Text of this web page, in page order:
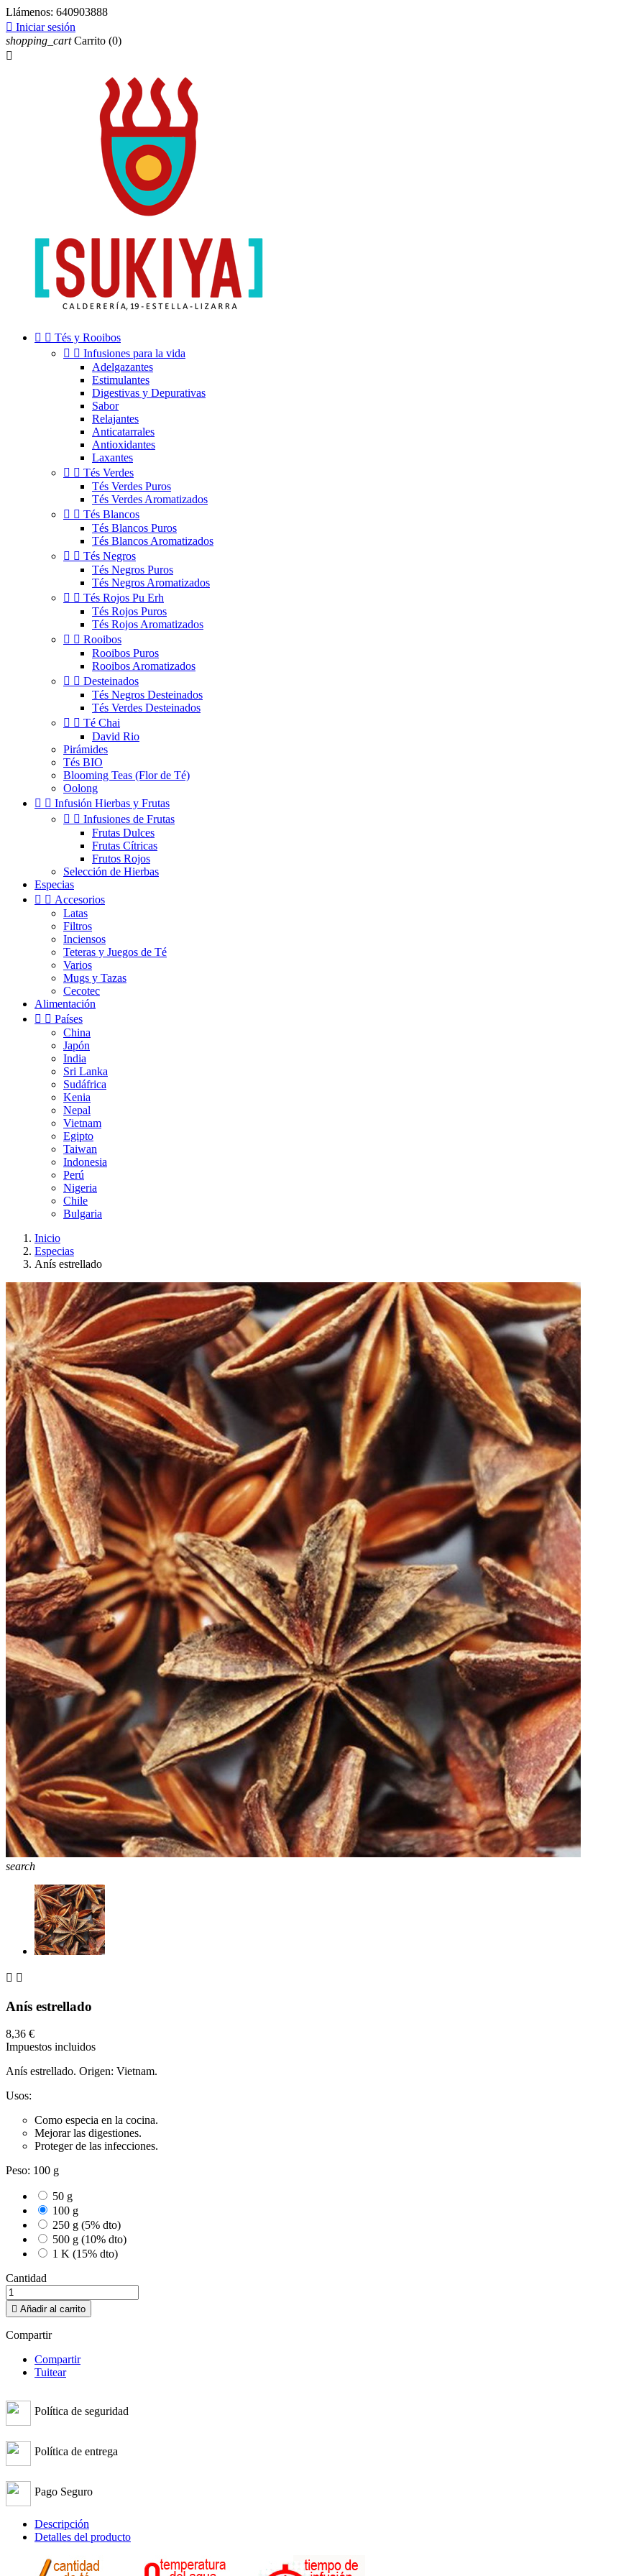
Llámenos: 640903888
 Iniciar sesión
shopping_cart Carrito (0)

  Tés y Rooibos
  Infusiones para la vida
Adelgazantes
Estimulantes
Digestivas y Depurativas
Sabor
Relajantes
Anticatarrales
Antioxidantes
Laxantes
  Tés Verdes
Tés Verdes Puros
Tés Verdes Aromatizados
  Tés Blancos
Tés Blancos Puros
Tés Blancos Aromatizados
  Tés Negros
Tés Negros Puros
Tés Negros Aromatizados
  Tés Rojos Pu Erh
Tés Rojos Puros
Tés Rojos Aromatizados
  Rooibos
Rooibos Puros
Rooibos Aromatizados
  Desteinados
Tés Negros Desteinados
Tés Verdes Desteinados
  Té Chai
David Rio
Pirámides
Tés BIO
Blooming Teas (Flor de Té)
Oolong
  Infusión Hierbas y Frutas
  Infusiones de Frutas
Frutas Dulces
Frutas Cítricas
Frutos Rojos
Selección de Hierbas
Especias
  Accesorios
Latas
Filtros
Inciensos
Teteras y Juegos de Té
Varios
Mugs y Tazas
Cecotec
Alimentación
  Países
China
Japón
India
Sri Lanka
Sudáfrica
Kenia
Nepal
Vietnam
Egipto
Taiwan
Indonesia
Perú
Nigeria
Chile
Bulgaria
Inicio
Especias
Anís estrellado
search
 
Anís estrellado
8,36 €
Impuestos incluidos
Anís estrellado. Origen: Vietnam.
Usos:
Como especia en la cocina.
Mejorar las digestiones.
Proteger de las infecciones.
Peso: 100 g
50 g
100 g
250 g (5% dto)
500 g (10% dto)
1 K (15% dto)
Cantidad
 Añadir al carrito
Compartir
Compartir
Tuitear
Política de seguridad
Política de entrega
Pago Seguro
Descripción
Detalles del producto